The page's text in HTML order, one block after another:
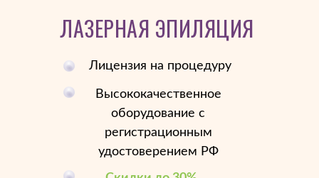
ЛАЗЕРНАЯ ЭПИЛЯЦИЯ
Высококачественное
оборудование с
регистрационным
удостоверением РФ
Лицензия на процедуру